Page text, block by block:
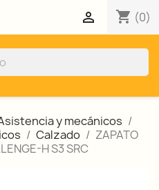
shopping_cart (0)

y mecánicos
Calzado
ZAPATO
H S3 SRC